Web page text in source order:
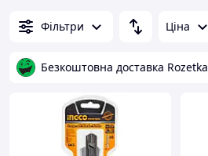
Фільтри Ціна
Безкоштовна доставка Rozetka